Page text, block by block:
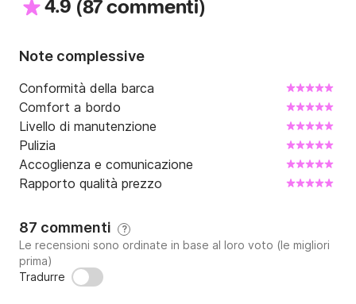
delle boe trainate. Il loro utilizzo rimane pertanto di
⚓️ Informazioni generali importanti:
? Patente nautica obbligatoria. Se non siete in
possesso di patente nautica, sarà necessario essere
accompagnati da uno skipper professionista
qualificato e assicurato. Un supplemento sarà da
pagare direttamente allo skipper.
⛔️ Nota bene: verificate sempre che lo skipper sia
qualificato (una semplice patente nautica non è una
qualifica ufficiale). In caso di ispezione o incidente,
questo può causare seri problemi.
4.9 (87 commenti)
Note complessive
Conformità della barca
Comfort a bordo
Livello di manutenzione
Pulizia
Accoglienza e comunicazione
Rapporto qualità prezzo
87 commenti ?
Le recensioni sono ordinate in base al loro voto (le migliori
prima)
Tradurre